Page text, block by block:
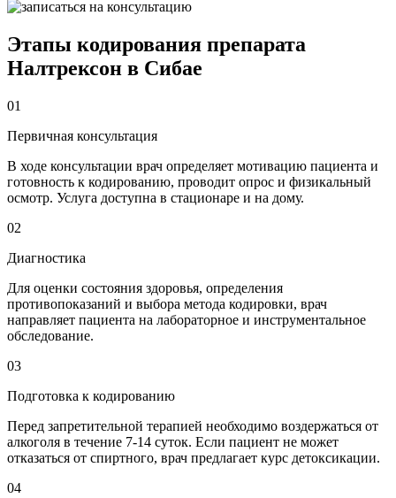
Этапы кодирования препарата
Налтрексон в Сибае
01
Первичная консультация
В ходе консультации врач определяет мотивацию пациента и
готовность к кодированию, проводит опрос и физикальный
осмотр. Услуга доступна в стационаре и на дому.
02
Диагностика
Для оценки состояния здоровья, определения
противопоказаний и выбора метода кодировки, врач
направляет пациента на лабораторное и инструментальное
обследование.
03
Подготовка к кодированию
Перед запретительной терапией необходимо воздержаться от
алкоголя в течение 7-14 суток. Если пациент не может
отказаться от спиртного, врач предлагает курс детоксикации.
04